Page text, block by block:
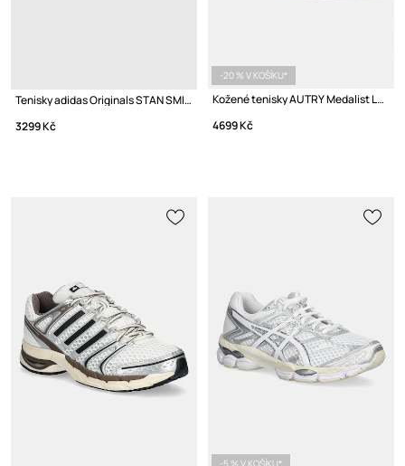
Tenisky adidas Originals STAN SMITH 80s
3299 Kč
-20 % V KOŠÍKU*
Kožené tenisky AUTRY Medalist Low
4699 Kč
-5 % V KOŠÍKU*